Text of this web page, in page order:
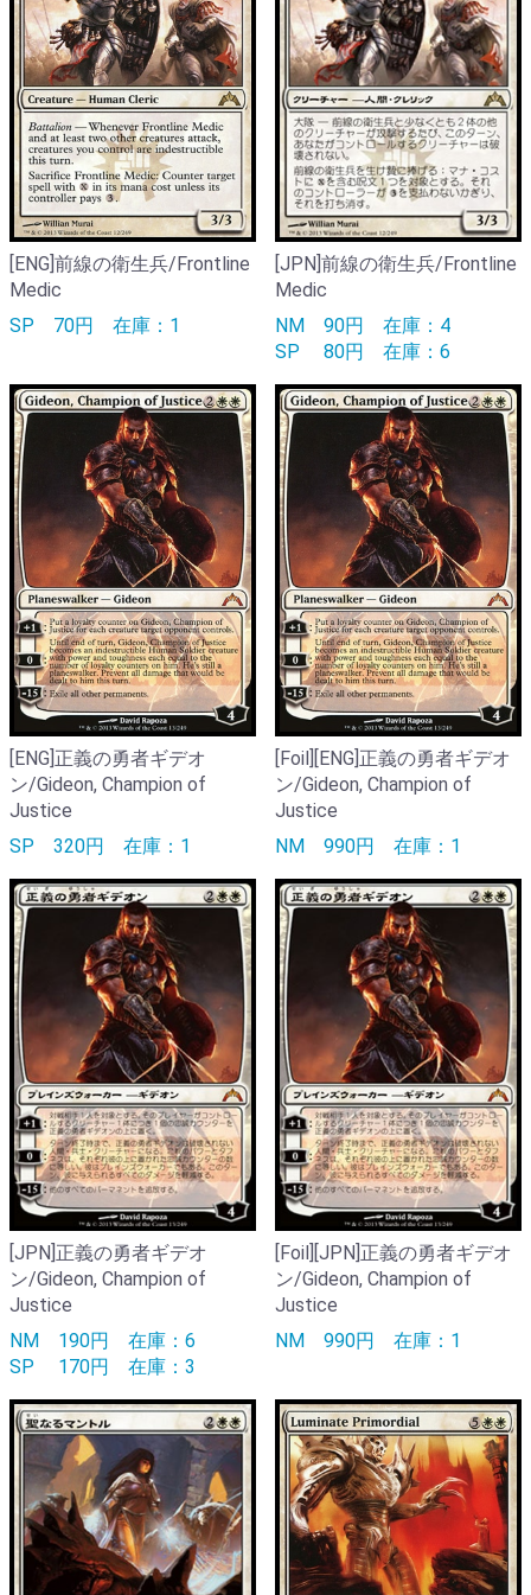
[ENG]前線の衛生兵/Frontline
Medic
SP 70円 在庫：1
[JPN]前線の衛生兵/Frontline
Medic
NM 90円 在庫：4
SP
80円 在庫：6
[ENG]正義の勇者ギデオ
ン/Gideon, Champion of
Justice
SP 320円 在庫：1
[Foil][ENG]正義の勇者ギデオ
ン/Gideon, Champion of
Justice
NM 990円 在庫：1
[JPN]正義の勇者ギデオ
ン/Gideon, Champion of
Justice
NM 190円 在庫：6
SP
170円 在庫：3
[Foil][JPN]正義の勇者ギデオ
ン/Gideon, Champion of
Justice
NM 990円 在庫：1